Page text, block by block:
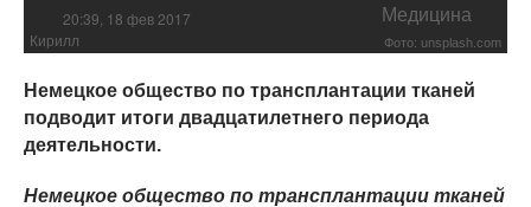
20:39, 18 фев 2017 Медицина
Кирилл Фото: unsplash.com
Немецкое общество по трансплантации тканей
подводит итоги двадцатилетнего периода
деятельности.
Немецкое общество по трансплантации тканей